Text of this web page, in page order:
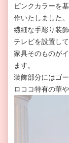
ピンクカラーを
作いたしました。
繊細な手彫り装
テレビを設置し
家具そのものが
ます。
装飾部分にはゴ
ロココ特有の華